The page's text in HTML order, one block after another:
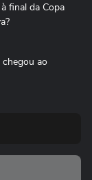
final da Copa
ao